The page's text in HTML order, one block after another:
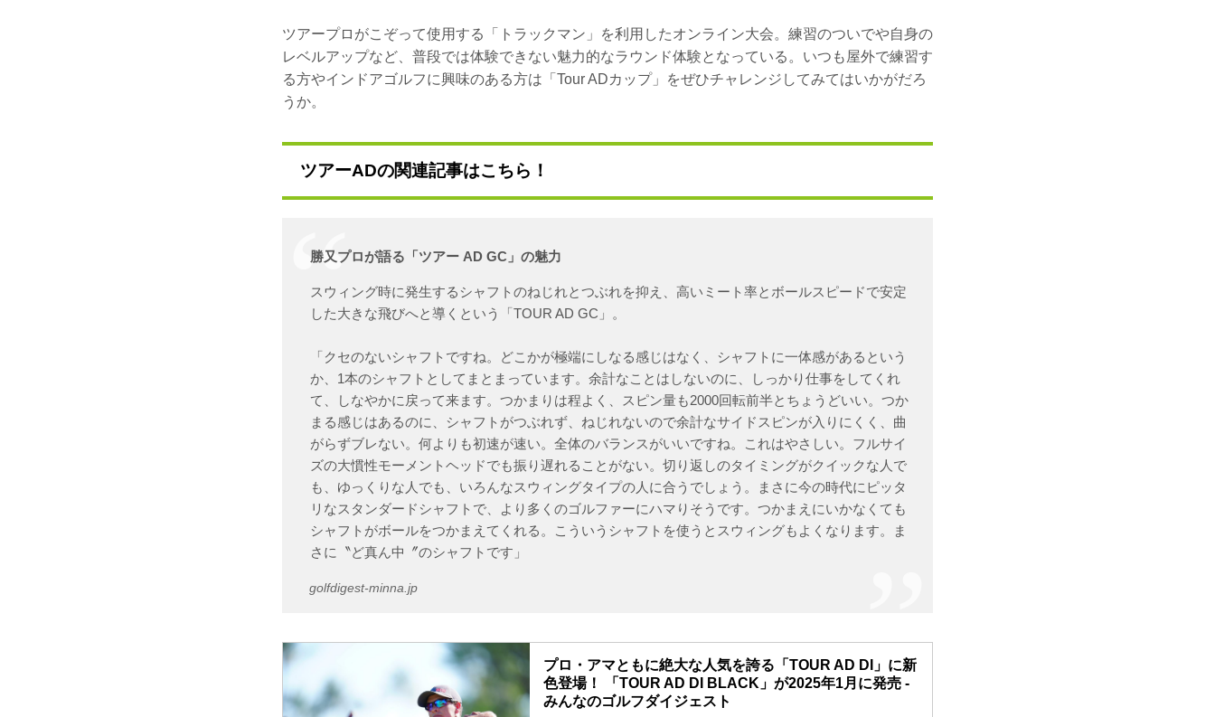
ツアープロがこぞって使用する「トラックマン」を利用したオンライン大会。練習のついでや自身の
レベルアップなど、普段では体験できない魅力的なラウンド体験となっている。いつも屋外で練習す
る方やインドアゴルフに興味のある方は「Tour ADカップ」をぜひチャレンジしてみてはいかがだろ
うか。
ツアーADの関連記事はこちら！
勝又プロが語る「ツアー AD GC」の魅力
スウィング時に発生するシャフトのねじれとつぶれを抑え、高いミート率とボールスピードで安定
した大きな飛びへと導くという「TOUR AD GC」。
「クセのないシャフトですね。どこかが極端にしなる感じはなく、シャフトに一体感があるという
か、1本のシャフトとしてまとまっています。余計なことはしないのに、しっかり仕事をしてくれ
て、しなやかに戻って来ます。つかまりは程よく、スピン量も2000回転前半とちょうどいい。つか
まる感じはあるのに、シャフトがつぶれず、ねじれないので余計なサイドスピンが入りにくく、曲
がらずブレない。何よりも初速が速い。全体のバランスがいいですね。これはやさしい。フルサイ
ズの大慣性モーメントヘッドでも振り遅れることがない。切り返しのタイミングがクイックな人で
も、ゆっくりな人でも、いろんなスウィングタイプの人に合うでしょう。まさに今の時代にピッタ
リなスタンダードシャフトで、より多くのゴルファーにハマりそうです。つかまえにいかなくても
シャフトがボールをつかまえてくれる。こういうシャフトを使うとスウィングもよくなります。ま
さに〝ど真ん中〞のシャフトです」
golfdigest-minna.jp
プロ・アマともに絶大な人気を誇る「TOUR AD DI」に新
色登場！ 「TOUR AD DI BLACK」が2025年1月に発売 -
みんなのゴルフダイジェスト